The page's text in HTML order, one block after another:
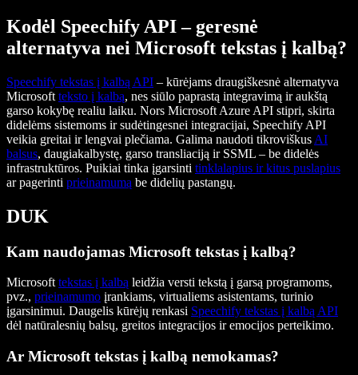
Kodėl Speechify API – geresnė
alternatyva nei Microsoft tekstas į kalbą?
Speechify tekstas į kalbą API – kūrėjams draugiškesnė alternatyva
Microsoft teksto į kalbą, nes siūlo paprastą integravimą ir aukštą
garso kokybę realiu laiku. Nors Microsoft Azure API stipri, skirta
didelėms sistemoms ir sudėtingesnei integracijai, Speechify API
veikia greitai ir lengvai plečiama. Galima naudoti tikroviškus AI
balsus, daugiakalbystę, garso transliaciją ir SSML – be didelės
infrastruktūros. Puikiai tinka įgarsinti tinklalapius ir kitus puslapius
ar pagerinti prieinamumą be didelių pastangų.
DUK
Kam naudojamas Microsoft tekstas į kalbą?
Microsoft tekstas į kalbą leidžia versti tekstą į garsą programoms,
pvz., prieinamumo įrankiams, virtualiems asistentams, turinio
įgarsinimui. Daugelis kūrėjų renkasi Speechify tekstas į kalbą API
dėl natūralesnių balsų, greitos integracijos ir emocijos perteikimo.
Ar Microsoft tekstas į kalbą nemokamas?